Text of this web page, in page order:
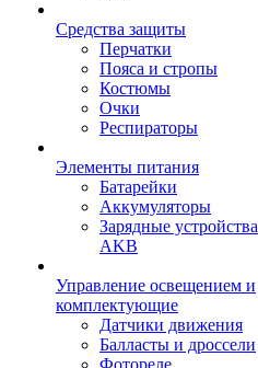
Средства защиты
Перчатки
Пояса и стропы
Костюмы
Очки
Респираторы
Элементы питания
Батарейки
Аккумуляторы
Зарядные устройства
AKB
Управление освещением и
комплектующие
Датчики движения
Балласты и дроссели
Фотореле